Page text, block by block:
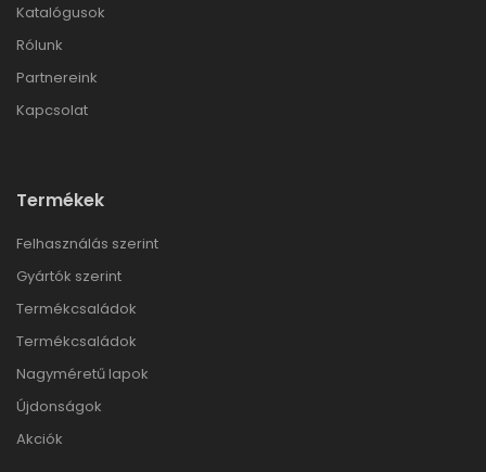
Katalógusok
Rólunk
Partnereink
Kapcsolat
Termékek
Felhasználás szerint
Gyártók szerint
Termékcsaládok
Termékcsaládok
Nagyméretű lapok
Újdonságok
Akciók